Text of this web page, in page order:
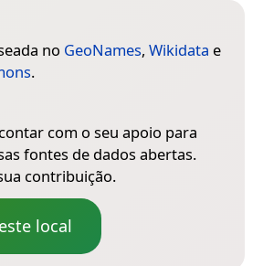
no GeoNames, Wikidata e
.
com o seu apoio para
fontes de dados abertas.
contribuição.
local